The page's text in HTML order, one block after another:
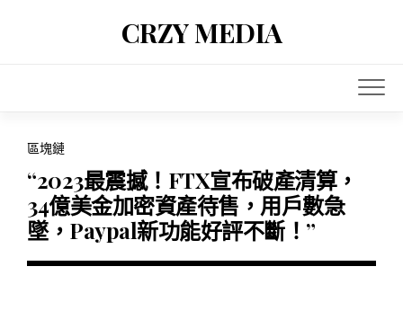
CRZY MEDIA
區塊鏈
“2023最震撼！FTX宣布破產清算，
34億美金加密資產待售，用戶數急
墜，Paypal新功能好評不斷！”